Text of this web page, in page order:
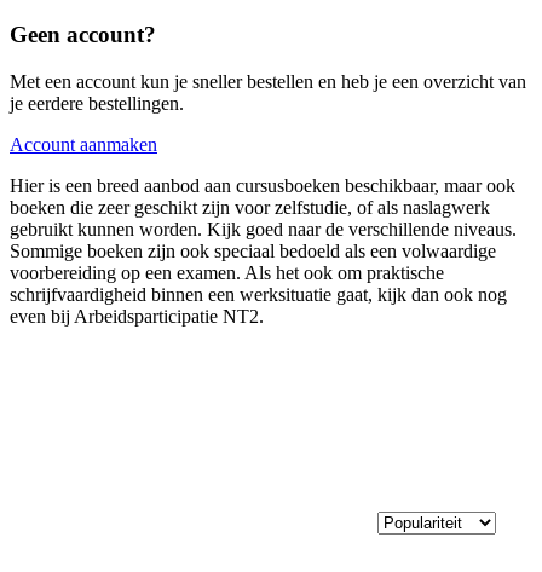
Geen account?
Met een account kun je sneller bestellen en heb je een overzicht van
je eerdere bestellingen.
Account aanmaken
Hier is een breed aanbod aan cursusboeken beschikbaar, maar ook
boeken die zeer geschikt zijn voor zelfstudie, of als naslagwerk
gebruikt kunnen worden. Kijk goed naar de verschillende niveaus.
Sommige boeken zijn ook speciaal bedoeld als een volwaardige
voorbereiding op een examen. Als het ook om praktische
schrijfvaardigheid binnen een werksituatie gaat, kijk dan ook nog
even bij Arbeidsparticipatie NT2.